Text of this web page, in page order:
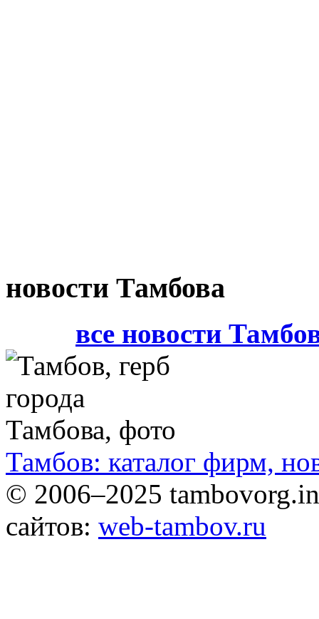
новости Тамбова
все новости
Тамбов: каталог фирм,
© 2006–2025
сайтов: web-tambov.ru